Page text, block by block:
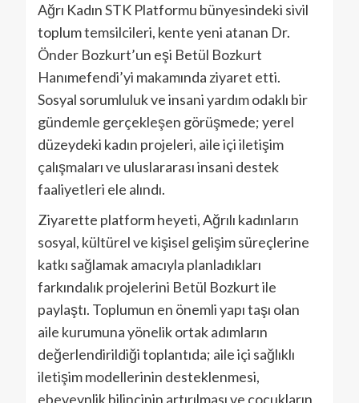
Ağrı Kadın STK Platformu bünyesindeki sivil
toplum temsilcileri, kente yeni atanan Dr.
Önder Bozkurt’un eşi Betül Bozkurt
Hanımefendi’yi makamında ziyaret etti.
Sosyal sorumluluk ve insani yardım odaklı bir
gündemle gerçekleşen görüşmede; yerel
düzeydeki kadın projeleri, aile içi iletişim
çalışmaları ve uluslararası insani destek
faaliyetleri ele alındı.
Ziyarette platform heyeti, Ağrılı kadınların
sosyal, kültürel ve kişisel gelişim süreçlerine
katkı sağlamak amacıyla planladıkları
farkındalık projelerini Betül Bozkurt ile
paylaştı. Toplumun en önemli yapı taşı olan
aile kurumuna yönelik ortak adımların
değerlendirildiği toplantıda; aile içi sağlıklı
iletişim modellerinin desteklenmesi,
ebeveynlik bilincinin artırılması ve çocukların